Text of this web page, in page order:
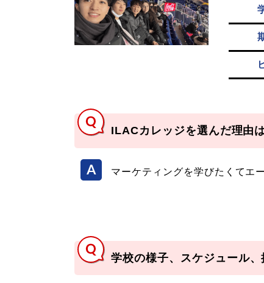
ILACカレッジを選んだ理由
マーケティングを学びたくてエ
学校の様子、スケジュール